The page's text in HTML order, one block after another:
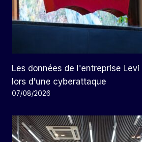
Les données de l'entreprise
lors d'une cyberattaque
07/08/2026